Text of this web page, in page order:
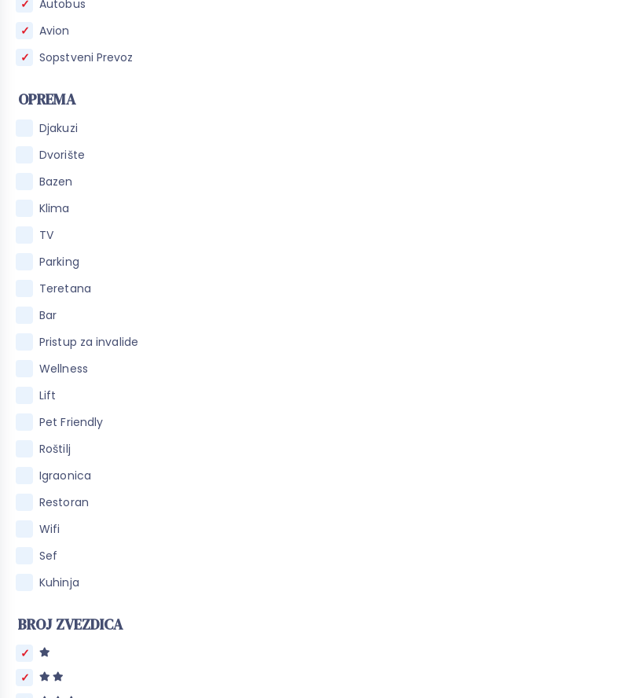
Autobus
Avion
Sopstveni Prevoz
OPREMA
Djakuzi
Dvorište
Bazen
Klima
TV
Parking
Teretana
Bar
Pristup za invalide
Wellness
Lift
Pet Friendly
Roštilj
Igraonica
Restoran
Wifi
Sef
Kuhinja
BROJ ZVEZDICA